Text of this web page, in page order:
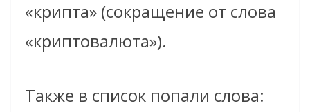
«крипта» (сокращение от слова
«криптовалюта»).
Также в список попали слова: